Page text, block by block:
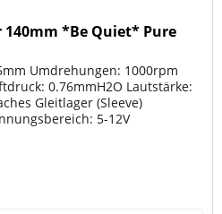
*Be Quiet* Pure
Umdrehungen: 1000rpm
0.76mmH2O Lautstärke:
Gleitlager (Sleeve)
5-12V